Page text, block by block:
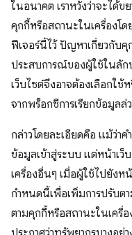
ในอนาคต เราหวังว่าจะได้
คุกกี้หรือสถานะในเครื่องโ
ฟีเจอร์นี้ไว้ ปัญหาเกี่ยวกับ
ประสบการณ์ของผู้ใช้ในลัก
เว็บไซต์จึงอาจต้องเลือกใช้
จากพร็อกซีการเรียกข้อมูล
กล่าวโดยละเอียดคือ แม้ว่า
ข้อมูลเข้าสู่ระบบ แต่หน้าเว็
เครื่องอื่นๆ เมื่อผู้ใช้ไปยัง
กำหนดนี้เพื่อเพิ่มการปรับต
ตามคุกกี้หรือสถานะในเครื่